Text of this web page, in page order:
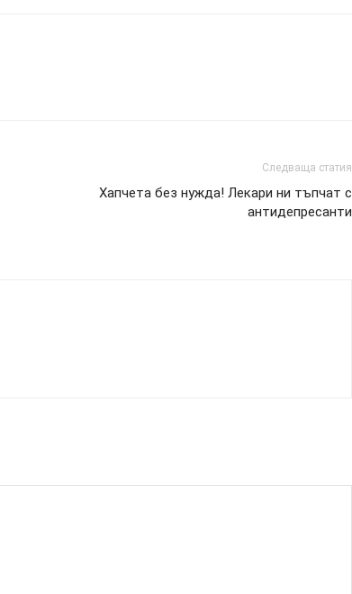
Следваща статия
Хапчета без нужда! Лекари ни тъпчат с
антидепресанти